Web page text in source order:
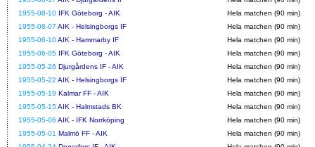
1955-08-10 IFK Göteborg - AIK
Hela matchen (90 min)
1955-08-07 AIK - Helsingborgs IF
Hela matchen (90 min)
1955-06-10AIK - Hammarby IF
Hela matchen (90 min)
1955-06-05 IFK Göteborg - AIK
Hela matchen (90 min)
1955-05-26 Djurgårdens IF - AIK
Hela matchen (90 min)
1955-05-22 AIK - Helsingborgs IF
Hela matchen (90 min)
1955-05-19 Kalmar FF - AIK
Hela matchen (90 min)
1955-05-15AIK - Halmstads BK
Hela matchen (90 min)
1955-05-06 AIK - IFK Norrköping
Hela matchen (90 min)
1955-05-01 Malmö FF - AIK
Hela matchen (90 min)